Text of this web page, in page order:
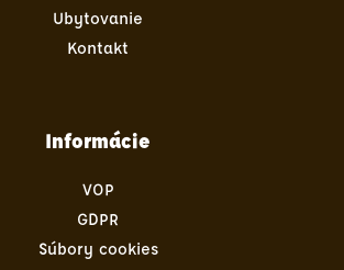
Ubytovanie
Kontakt
Informácie
VOP
GDPR
Súbory cookies